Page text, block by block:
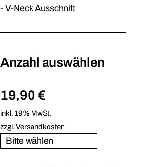
- V-Neck Ausschnitt
Anzahl auswählen
19,90 €
inkl. 19% MwSt.
zzgl. Versandkosten